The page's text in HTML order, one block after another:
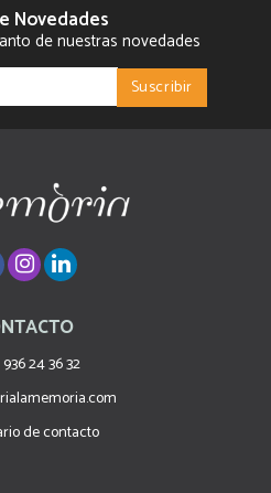
Novedades
de nuestras novedades
24 36 32
de contacto